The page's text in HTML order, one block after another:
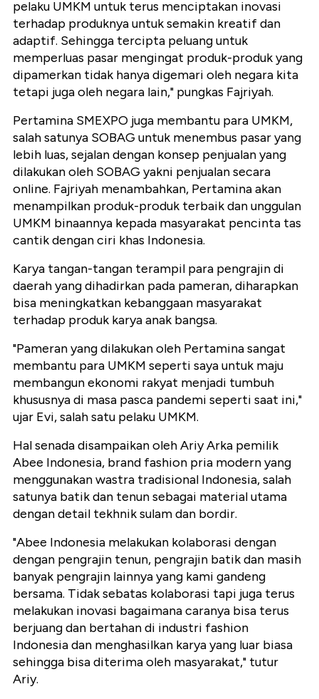
pelaku UMKM untuk terus menciptakan inovasi
terhadap produknya untuk semakin kreatif dan
adaptif. Sehingga tercipta peluang untuk
memperluas pasar mengingat produk-produk yang
dipamerkan tidak hanya digemari oleh negara kita
tetapi juga oleh negara lain," pungkas Fajriyah.
Pertamina SMEXPO juga membantu para UMKM,
salah satunya SOBAG untuk menembus pasar yang
lebih luas, sejalan dengan konsep penjualan yang
dilakukan oleh SOBAG yakni penjualan secara
online. Fajriyah menambahkan, Pertamina akan
menampilkan produk-produk terbaik dan unggulan
UMKM binaannya kepada masyarakat pencinta tas
cantik dengan ciri khas Indonesia.
Karya tangan-tangan terampil para pengrajin di
daerah yang dihadirkan pada pameran, diharapkan
bisa meningkatkan kebanggaan masyarakat
terhadap produk karya anak bangsa.
"Pameran yang dilakukan oleh Pertamina sangat
membantu para UMKM seperti saya untuk maju
membangun ekonomi rakyat menjadi tumbuh
khususnya di masa pasca pandemi seperti saat ini,"
ujar Evi, salah satu pelaku UMKM.
Hal senada disampaikan oleh Ariy Arka pemilik
Abee Indonesia, brand fashion pria modern yang
menggunakan wastra tradisional Indonesia, salah
satunya batik dan tenun sebagai material utama
dengan detail tekhnik sulam dan bordir.
"Abee Indonesia melakukan kolaborasi dengan
dengan pengrajin tenun, pengrajin batik dan masih
banyak pengrajin lainnya yang kami gandeng
bersama. Tidak sebatas kolaborasi tapi juga terus
melakukan inovasi bagaimana caranya bisa terus
berjuang dan bertahan di industri fashion
Indonesia dan menghasilkan karya yang luar biasa
sehingga bisa diterima oleh masyarakat," tutur
Ariy.